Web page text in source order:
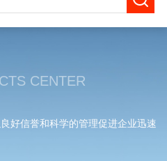
CENTER
好信誉和科学的管理促进企业迅速